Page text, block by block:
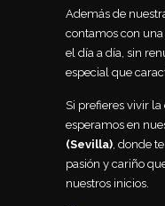
Además de
contamos con
el día a día, sin
especial que
Si prefieres vivir
esperamos en
(Sevilla) , donde
pasión y cariño
nuestros inicios.